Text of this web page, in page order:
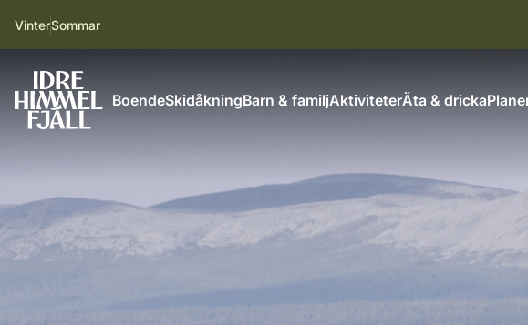
VinterSommar
BoendeSkidåkningBarn & familjAktiviteterÄta & dricka